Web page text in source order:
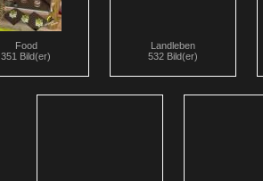
Food
351 Bild(er)
Landleben
532 Bild(er)